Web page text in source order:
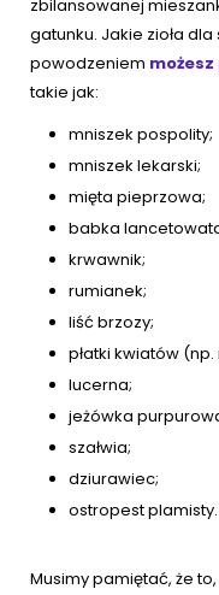
zbilansowanej
gatunku. Jakie zioła
powodzeniem
takie jak:
mniszek pospolity;
mniszek lekarski;
mięta pieprzowa;
babka
krwawnik;
rumianek;
liść brzozy;
płatki kwiatów
lucerna;
jeżówka
szałwia;
dziurawiec;
ostropest plamisty.
Musimy pamiętać, że